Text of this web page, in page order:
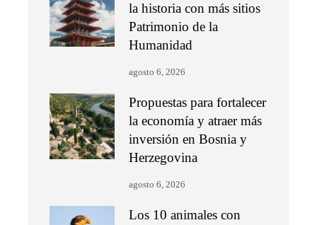
la historia con más sitios
Patrimonio de la
Humanidad
agosto 6, 2026
Propuestas para fortalecer
la economía y atraer más
inversión en Bosnia y
Herzegovina
agosto 6, 2026
Los 10 animales con